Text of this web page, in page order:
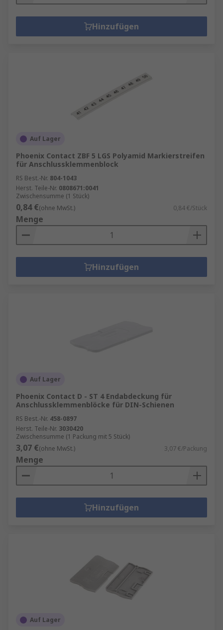
Hinzufügen
Auf Lager
Phoenix Contact ZBF 5 LGS Polyamid Markierstreifen
für Anschlussklemmenblock
RS Best.-Nr. 804-1043
Herst. Teile-Nr. 0808671:0041
Zwischensumme (1 Stück)
0,84 €(ohne MwSt.) 0,84 €/Stück
Menge
Hinzufügen
Auf Lager
Phoenix Contact D - ST 4 Endabdeckung für
Anschlussklemmenblöcke für DIN-Schienen
RS Best.-Nr. 458-0897
Herst. Teile-Nr. 3030420
Zwischensumme (1 Packung mit 5 Stück)
3,07 €(ohne MwSt.) 3,07 €/Packung
Menge
Hinzufügen
Auf Lager